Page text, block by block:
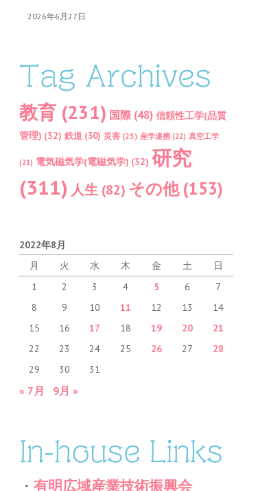
2026年6月27日
Tag Archives
教育 (231) 国際 (48) 信頼性工学(品質
管理) (32) 鉄道 (30) 災害 (25) 産学連携 (22) 真空工学
(21) 電気磁気学(電磁気学) (32) 研究
(311) 人生 (82) その他(153)
2022年8月
月
火 水 木 金 土
日
1
2 3 4 5 6
7
8
9 10 11 12 13
14
15
16 17 18 19 20
21
22
23 24 25 26 27
28
29
30 31
« 7月 9月 »
In-house Links
・有明広域産業技術振興会